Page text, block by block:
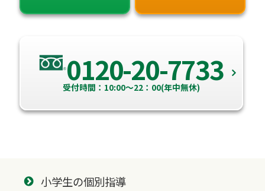
0120-20-7733
受付時間：10:00～22：00(年中無休)
小学生の個別指導